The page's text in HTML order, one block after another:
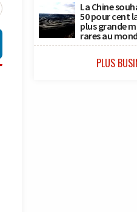
La Chine
50 pour cent
plus grande
rares au
PLUS